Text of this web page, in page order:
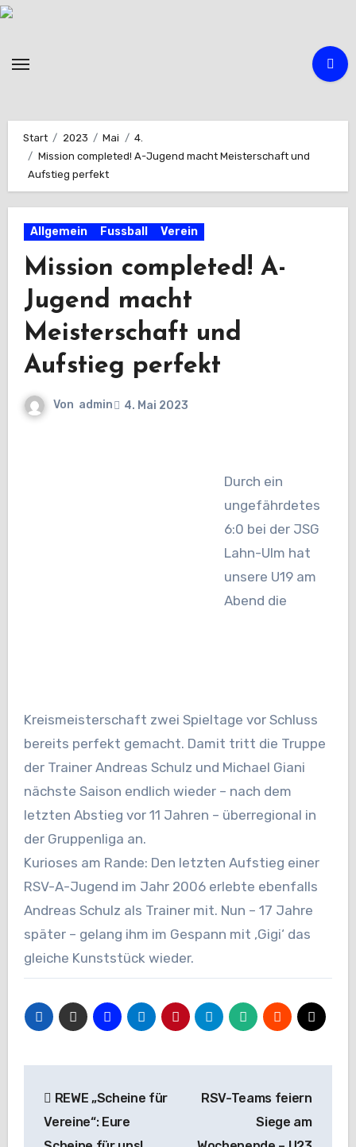
Zum
Start 2023 Mai
4.
Mission completed! A-Jugend macht Meisterschaft und
Aufstieg perfekt
Allgemein Fussball Verein
Mission completed! A-
Jugend macht
Meisterschaft und
Aufstieg perfekt
Von admin 4. Mai 2023
Durch ein
ungefährdetes
6:0 bei der JSG
Lahn-Ulm hat
unsere U19 am
Abend die
Kreismeisterschaft zwei Spieltage vor Schluss
bereits perfekt gemacht. Damit tritt die Truppe
der Trainer Andreas Schulz und Michael Giani
nächste Saison endlich wieder – nach dem
letzten Abstieg vor 11 Jahren – überregional in
der Gruppenliga an.
Kurioses am Rande: Den letzten Aufstieg einer
RSV-A-Jugend im Jahr 2006 erlebte ebenfalls
Andreas Schulz als Trainer mit. Nun – 17 Jahre
später – gelang ihm im Gespann mit ‚Gigi‘ das
gleiche Kunststück wieder.
REWE „Scheine für
Vereine“: Eure
RSV-Teams feiern
Siege am